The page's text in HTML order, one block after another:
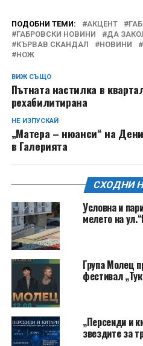
ПОДОБНИ ТЕМИ: АКЦЕНТ
ГАБРОВСКИ НОВИНИ
ДА
КЪРВАВ СКАНДАЛ
НОВИНИ
НОЖ
ВИЖ СЪЩО
Пътната настилка в
рехабилитирана
НЕ ИЗПУСКАЙ
„Матера – нюанси“ на
в Галерията
СХОДНИ
Условна и
мелето на
Група Молец
фестивал
„Персеиди и
звездите за